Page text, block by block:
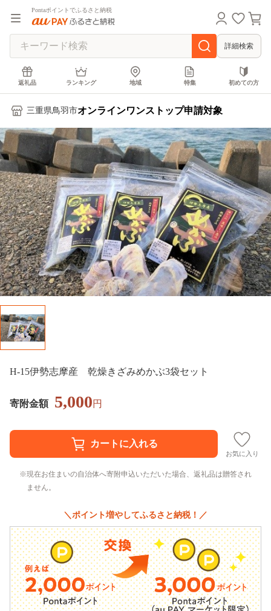
Pontaポイントでふるさと納税
詳細検索
返礼品 ランキング 地域 特集 初めての方
三重県鳥羽市オンラインワンストップ申請対象
H-15伊勢志摩産 乾燥きざみめかぶ3袋セット
寄附金額 5,000円
お気に入り
現在お住まいの自治体へ寄附申込いただいた場合、返礼品は贈答され
ません。
＼ポイント増やしてふるさと納税！／